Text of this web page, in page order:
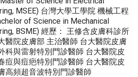
MSEE) 台灣大學工學院 機械工程
of Science in Mechanical
BSME) 經歷： 王修含皮膚科診所
醫院皮膚部 主治醫師 台大醫院皮膚
科與雷射特別門診醫師 台大醫院皮
痘與痘疤特別門診醫師 台大醫院皮
高頻超音波特別門診醫師